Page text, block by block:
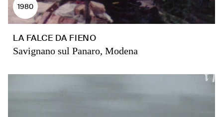
1980
LA FALCE DA FIENO
Savignano sul Panaro, Modena